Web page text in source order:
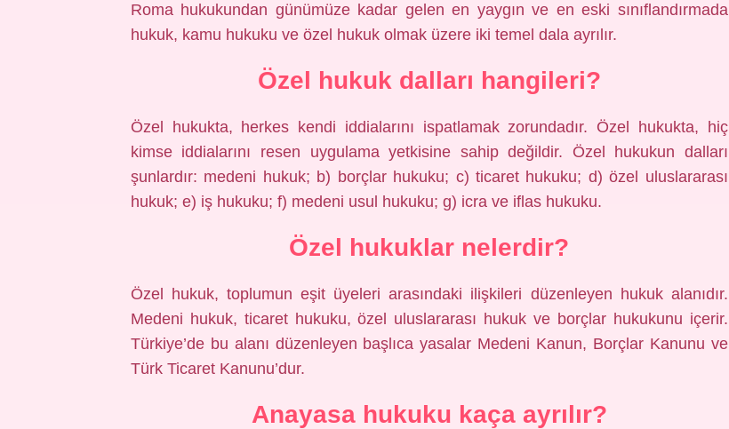
Roma hukukundan günümüze kadar gelen en yaygın ve en eski sınıflandırmada
hukuk, kamu hukuku ve özel hukuk olmak üzere iki temel dala ayrılır.
Özel hukuk dalları hangileri?
Özel hukukta, herkes kendi iddialarını ispatlamak zorundadır. Özel hukukta, hiç
kimse iddialarını resen uygulama yetkisine sahip değildir. Özel hukukun dalları
şunlardır: medeni hukuk; b) borçlar hukuku; c) ticaret hukuku; d) özel uluslararası
hukuk; e) iş hukuku; f) medeni usul hukuku; g) icra ve iflas hukuku.
Özel hukuklar nelerdir?
Özel hukuk, toplumun eşit üyeleri arasındaki ilişkileri düzenleyen hukuk alanıdır.
Medeni hukuk, ticaret hukuku, özel uluslararası hukuk ve borçlar hukukunu içerir.
Türkiye’de bu alanı düzenleyen başlıca yasalar Medeni Kanun, Borçlar Kanunu ve
Türk Ticaret Kanunu’dur.
Anayasa hukuku kaça ayrılır?